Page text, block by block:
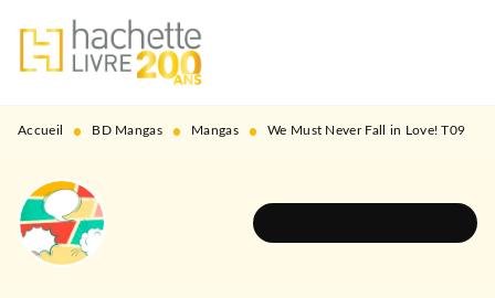
MENU RECHERCHE
PIED DE PAGE
Accueil • BD Mangas • Mangas • We Must Never Fall in Love! T09